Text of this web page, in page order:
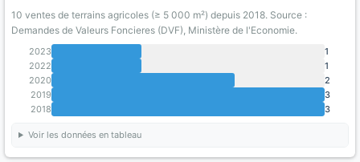
10 ventes de terrains agricoles (≥ 5 000 m²) depuis 2018. Source :
Demandes de Valeurs Foncieres (DVF), Ministère de l'Economie.
2023
1
2022
1
2020
2
2019
3
2018
3
Voir les données en tableau